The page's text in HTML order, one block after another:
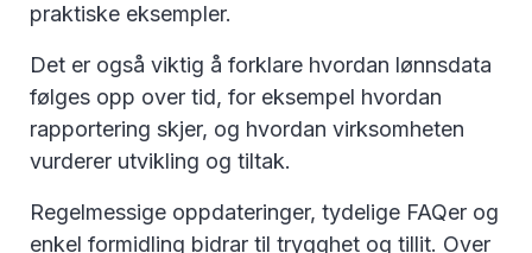
praktiske eksempler.
Det er også viktig å forklare hvordan lønnsdata
følges opp over tid, for eksempel hvordan
rapportering skjer, og hvordan virksomheten
vurderer utvikling og tiltak.
Regelmessige oppdateringer, tydelige FAQer og
enkel formidling bidrar til trygghet og tillit. Over